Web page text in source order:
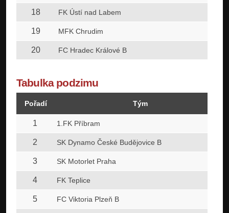
18 FK Ústí nad Labem
19 MFK Chrudim
20 FC Hradec Králové B
Tabulka podzimu
Pořadí Tým
1 1.FK Příbram
2 SK Dynamo České Budějovice B
3 SK Motorlet Praha
4 FK Teplice
5 FC Viktoria Plzeň B